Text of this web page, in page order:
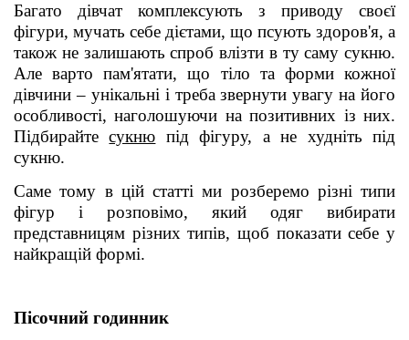
Багато дівчат комплексують з приводу своєї
фігури, мучать себе дієтами, що псують здоров'я, а
також не залишають спроб влізти в ту саму сукню.
Але варто пам'ятати, що тіло та форми кожної
дівчини – унікальні і треба звернути увагу на його
особливості, наголошуючи на позитивних із них.
Підбирайтесукню під фігуру, а не худніть під
сукню.
Саме тому в цій статті ми розберемо різні типи
фігур і розповімо, який одяг вибирати
представницям різних типів, щоб показати себе у
найкращій формі.
Пісочний годинник